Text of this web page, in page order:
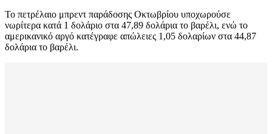
Το πετρέλαιο μπρεντ παράδοσης Οκτωβρίου υποχωρούσε
νωρίτερα κατά 1 δολάριο στα 47,89 δολάρια το βαρέλι, ενώ το
αμερικανικό αργό κατέγραφε απώλειες 1,05 δολαρίων στα 44,87
δολάρια το βαρέλι.